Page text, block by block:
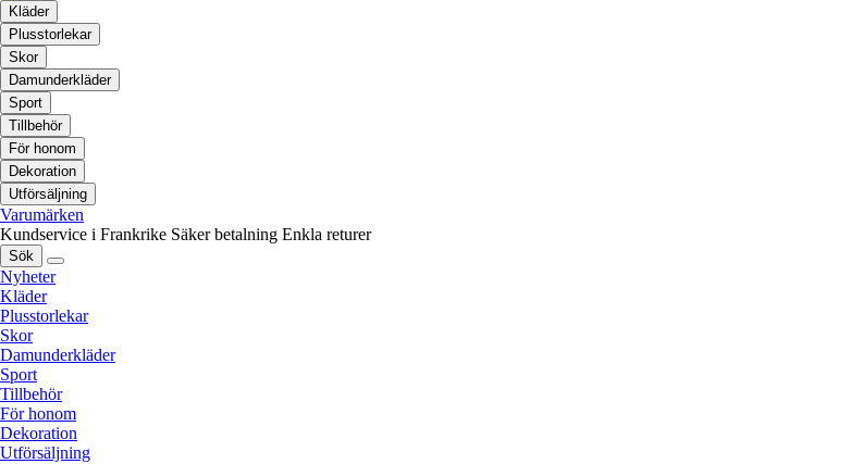
Kläder
Plusstorlekar
Skor
Damunderkläder
Sport
Tillbehör
För honom
Dekoration
Utförsäljning
Varumärken
Kundservice i Frankrike Säker betalning Enkla returer
Sök
Nyheter
Kläder
Plusstorlekar
Skor
Damunderkläder
Sport
Tillbehör
För honom
Dekoration
Utförsäljning